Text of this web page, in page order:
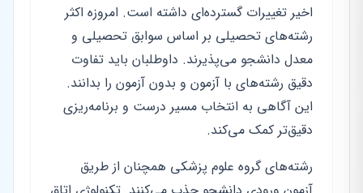
اخیر تغییرات گسترده‌ای داشته است. امروزه اکثر
رشته‌های تحصیلی بر اساس سوابق تحصیلی و
معدل دانشجو می‌پذیرند. داوطلبان باید تفاوت
دقیق رشته‌های با آزمون و بدون آزمون را بدانند.
این آگاهی به انتخاب مسیر درست و برنامه‌ریزی
دقیق‌تر کمک می‌کند.
رشته‌های گروه علوم پزشکی همچنان از طریق